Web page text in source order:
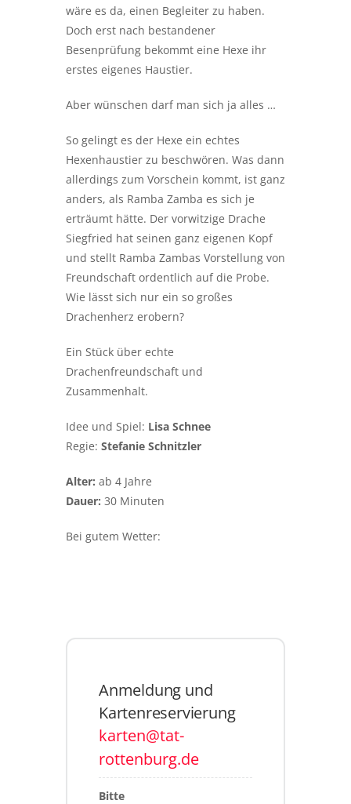
wäre es da, einen Begleiter zu haben.
Doch erst nach bestandener
Besenprüfung bekommt eine Hexe ihr
erstes eigenes Haustier.
Aber wünschen darf man sich ja alles …
So gelingt es der Hexe ein echtes
Hexenhaustier zu beschwören. Was dann
allerdings zum Vorschein kommt, ist ganz
anders, als Ramba Zamba es sich je
erträumt hätte. Der vorwitzige Drache
Siegfried hat seinen ganz eigenen Kopf
und stellt Ramba Zambas Vorstellung von
Freundschaft ordentlich auf die Probe.
Wie lässt sich nur ein so großes
Drachenherz erobern?
Ein Stück über echte
Drachenfreundschaft und
Zusammenhalt.
Idee und Spiel: Lisa Schnee
Regie: Stefanie Schnitzler
Alter: ab 4 Jahre
Dauer: 30 Minuten
Bei gutem Wetter:
Anmeldung und
Kartenreservierung
karten@tat-
rottenburg.de
Bitte